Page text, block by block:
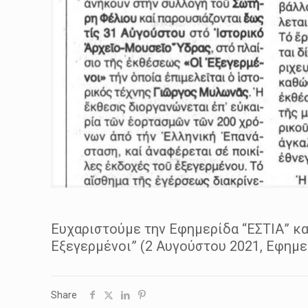
Ευχαριστούμε την Εφημερίδα “ΕΣΤΙΑ”
Εξεγερμένοι” (2 Αυγούστου 2021,
Share